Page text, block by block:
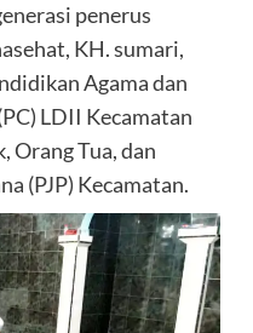
penerus
KH. sumari,
Agama dan
LDII Kecamatan
Orang Tua, dan
(PJP) Kecamatan.